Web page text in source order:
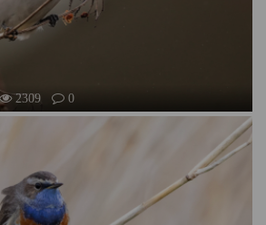
2309 0